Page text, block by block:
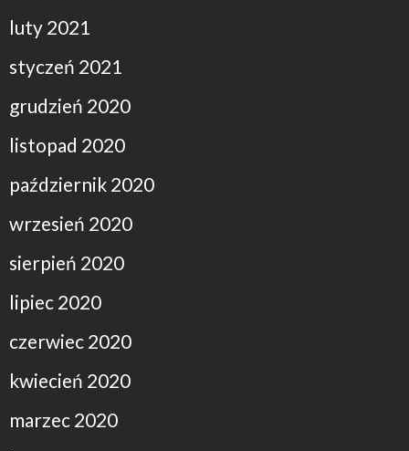
luty 2021
styczeń 2021
grudzień 2020
listopad 2020
październik 2020
wrzesień 2020
sierpień 2020
lipiec 2020
czerwiec 2020
kwiecień 2020
marzec 2020